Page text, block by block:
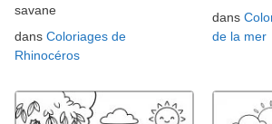
savane
dans Coloriages de
Rhinocéros
dans
de la mer